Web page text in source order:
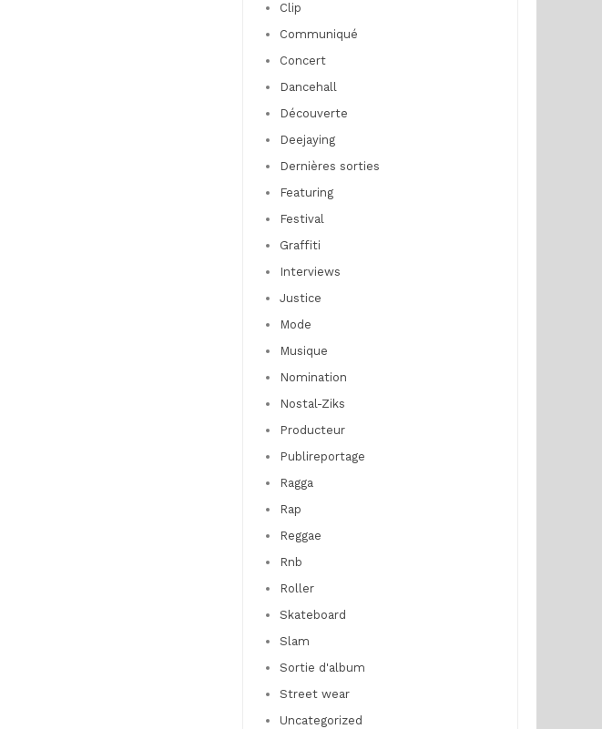
Clip
Communiqué
Concert
Dancehall
Découverte
Deejaying
Dernières sorties
Featuring
Festival
Graffiti
Interviews
Justice
Mode
Musique
Nomination
Nostal-Ziks
Producteur
Publireportage
Ragga
Rap
Reggae
Rnb
Roller
Skateboard
Slam
Sortie d'album
Street wear
Uncategorized